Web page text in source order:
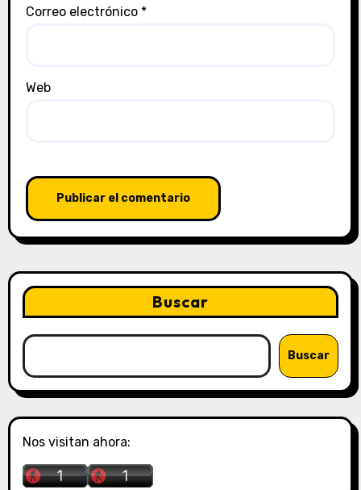
Correo electrónico *
Web
Buscar
Buscar
Nos visitan ahora: